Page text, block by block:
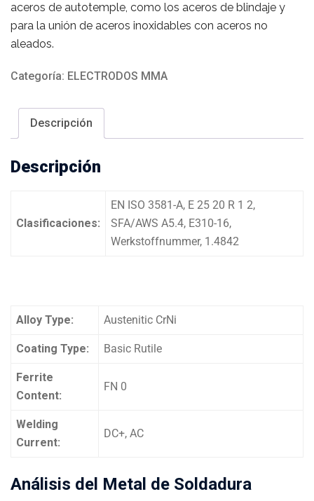
aceros de autotemple, como los aceros de blindaje y
para la unión de aceros inoxidables con aceros no
aleados.
Categoría: ELECTRODOS MMA
Descripción
Descripción
Clasificaciones:
EN ISO 3581-A, E 25 20 R 1 2,
SFA/AWS A5.4, E310-16,
Werkstoffnummer, 1.4842
Alloy Type: Austenitic CrNi
Coating Type: Basic Rutile
Ferrite
Content:
FN 0
Welding
Current:
DC+, AC
Análisis del Metal de Soldadura